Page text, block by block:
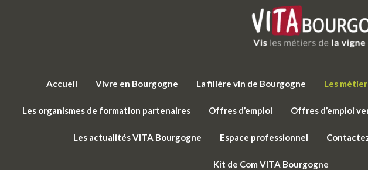
Accueil Vivre en Bourgogne La filière vin de Bourgogne Les
Les organismes de formation partenaires Offres d’emploi Offres d’emploi
Les actualités VITA Bourgogne Espace professionnel
Kit de Com VITA Bourgogne